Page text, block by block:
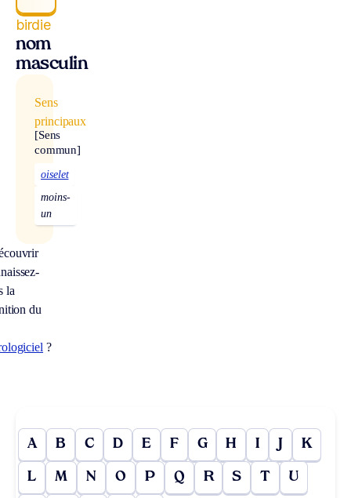
birdie
nom
masculin
Sens
principaux
[Sens
commun]
oiselet
moins-
un
la
du
?
A B C D E F G H I J K
L M N O P Q R S T U